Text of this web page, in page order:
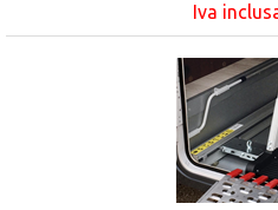
Iva